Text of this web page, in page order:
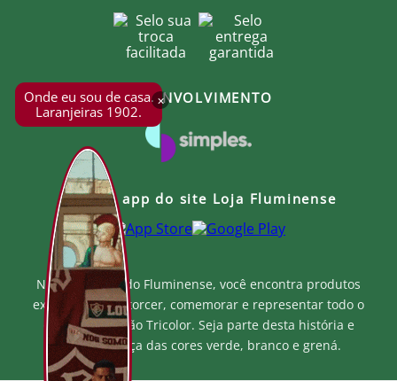
×
Onde eu sou de casa.
Laranjeiras 1902.
Na Loja Oficial do Fluminense, você encontra produtos
exclusivos para torcer, comemorar e representar todo o
orgulho e paixão Tricolor. Seja parte desta história e
mostre a força das cores verde, branco e grená.
DESENVOLVIMENTO
Baixe o app do site Loja Fluminense